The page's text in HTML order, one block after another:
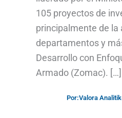
105 proyectos de
principalmente de la
departamentos y
Desarrollo con
Armado (Zomac). […]
Por:Valora Analitik